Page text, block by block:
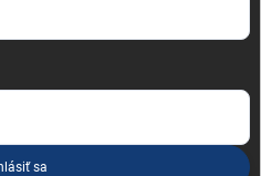
sa